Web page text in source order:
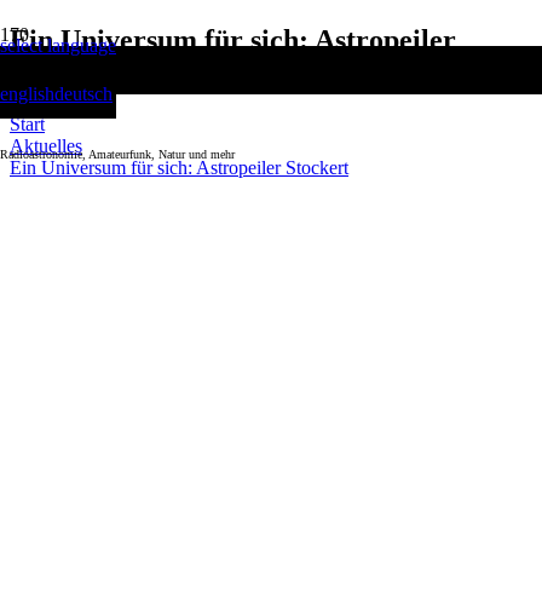
select language
englishdeutsch
Radioastronomie, Amateurfunk, Natur und mehr
Ein Universum für sich: Astropeiler
Start
Aktuelles
Ein Universum für sich: Astropeiler Stockert